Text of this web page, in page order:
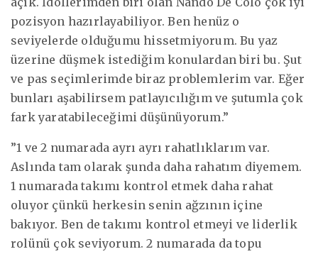
pozisyon hazırlayabiliyor. Ben henüz o
seviyelerde olduğumu hissetmiyorum. Bu yaz
üzerine düşmek istediğim konulardan biri bu. Şut
ve pas seçimlerimde biraz problemlerim var. Eğer
bunları aşabilirsem patlayıcılığım ve şutumla çok
fark yaratabileceğimi düşünüyorum.”
”1 ve 2 numarada ayrı ayrı rahatlıklarım var.
Aslında tam olarak şunda daha rahatım diyemem.
1 numarada takımı kontrol etmek daha rahat
oluyor çünkü herkesin senin ağzının içine
bakıyor. Ben de takımı kontrol etmeyi ve liderlik
rolünü çok seviyorum. 2 numarada da topu